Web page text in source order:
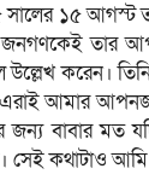
১৫ আগস্ট
জনগণকেই তার
করেন।
আমার
জন্য বাবার মত
সেই কথাটাও